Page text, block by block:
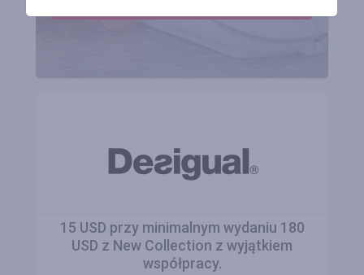
15 USD przy minimalnym wydaniu 180
USD z New Collection z wyjątkiem
współpracy.